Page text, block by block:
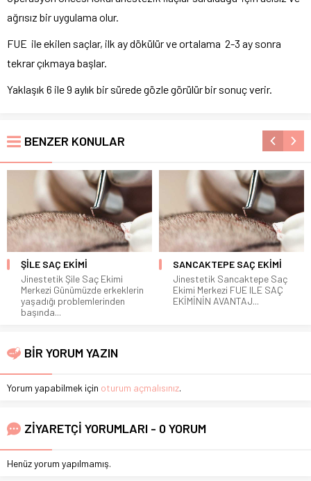
ağrısız bir uygulama olur.
FUE ile ekilen saçlar, ilk ay dökülür ve ortalama 2-3 ay sonra
tekrar çıkmaya başlar.
Yaklaşık 6 ile 9 aylık bir sürede gözle görülür bir sonuç verir.
BENZER KONULAR
ŞİLE SAÇ EKİMİ
Jinestetik Şile Saç Ekimi
Merkezi Günümüzde erkeklerin
yaşadığı problemlerinden
başında...
SANCAKTEPE SAÇ EKİMİ
Jinestetik Sancaktepe Saç
Ekimi Merkezi FUE ILE SAÇ
EKİMİNİN AVANTAJ...
BİR YORUM YAZIN
Yorum yapabilmek için oturum açmalısınız.
ZİYARETÇİ YORUMLARI - 0 YORUM
Henüz yorum yapılmamış.